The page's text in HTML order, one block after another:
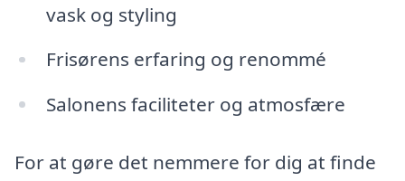
vask og styling
Frisørens erfaring og renommé
Salonens faciliteter og atmosfære
For at gøre det nemmere for dig at finde